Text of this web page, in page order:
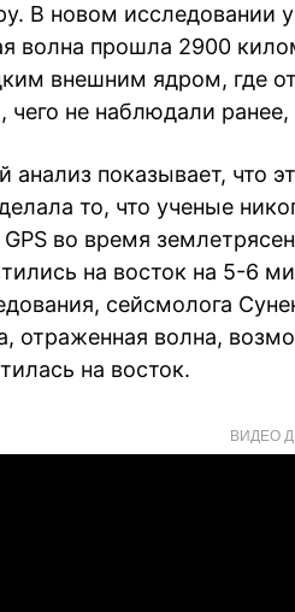
В новом исследовании
волна прошла 2900
внешним ядром, где
чего не наблюдали
анализ показывает, что
то, что ученые
во время
на восток на 5-6
сейсмолога
отраженная волна,
на восток.
ВИДЕО